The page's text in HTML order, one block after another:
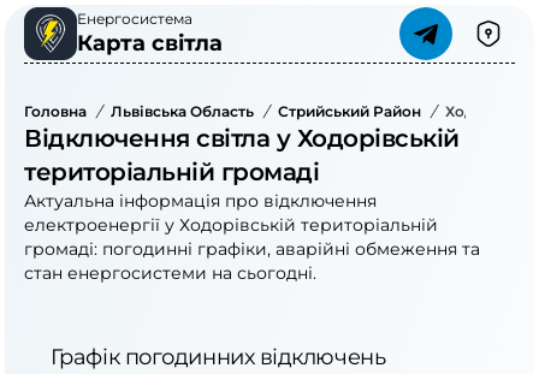
Енергосистема
Карта світла
Головна / Львівська Область / Стрийський Район /
Відключення світла у Ходорівській
територіальній громаді
Актуальна інформація про відключення
електроенергії у Ходорівській територіальній
громаді: погодинні графіки, аварійні обмеження та
стан енергосистеми на сьогодні.
Графік погодинних відключень